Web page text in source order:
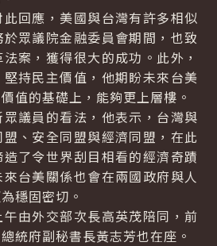
回應，美國與台灣有許多相似
眾議院金融委員會期間，也致
案，獲得很大的成功。此外，
持民主價值，他期盼未來台美
值的基礎上，能夠更上層樓。
議員的看法，他表示，台灣與
、安全同盟與經濟同盟，在此
了令世界刮目相看的經濟奇蹟
台美關係也會在兩國政府與人
穩固密切。
由外交部次長高英茂陪同，前
統府副秘書長黃志芳也在座。